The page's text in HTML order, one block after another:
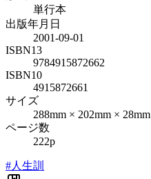
単行本
出版年月日
2001-09-01
ISBN13
9784915872662
ISBN10
4915872661
サイズ
288mm × 202mm × 28mm
ページ数
222p
#人生訓